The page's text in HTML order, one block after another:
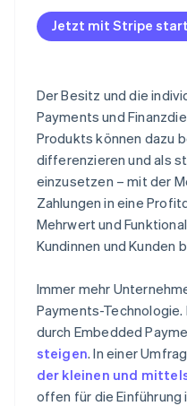
Jetzt mit Stripe
Der Besitz und die
Payments und
Produkts können dazu
differenzieren und als
einzusetzen – mit der
Zahlungen in eine
Mehrwert und
Kundinnen und Kunden
Immer mehr
Payments-
durch Embedded
steigen. In einer
der kleinen und
offen für die